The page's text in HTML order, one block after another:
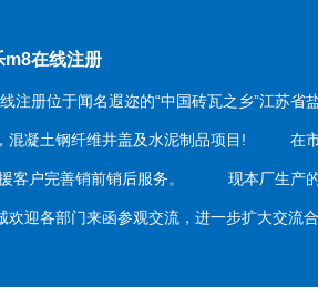
m8在线注册
册位于闻名遐迩的“中国砖瓦之乡”江苏省
混凝土钢纤维井盖及水泥制品项目! 在市
客户完善销前销后服务。 现本厂生产的
欢迎各部门来函参观交流，进一步扩大交